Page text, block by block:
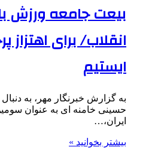
بیعت جامعه ورزش
انقلاب/ برای اهتزاز
ایستیم
به گزارش خبرنگار مهر، به
حسینی خامنه ای به عنوان
ایران،…
بیشتر بخوانید »